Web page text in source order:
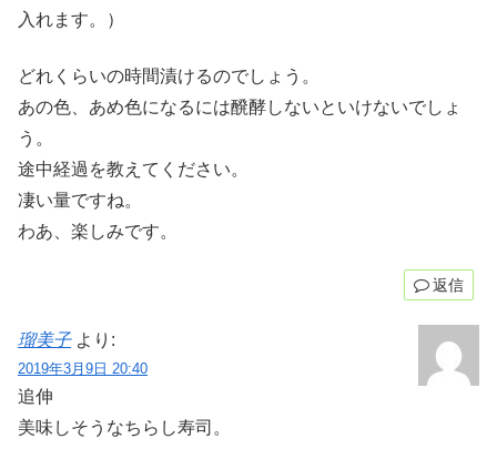
入れます。）
どれくらいの時間漬けるのでしょう。
あの色、あめ色になるには醗酵しないといけないでしょ
う。
途中経過を教えてください。
凄い量ですね。
わあ、楽しみです。
返信
瑠美子 より:
2019年3月9日 20:40
追伸
美味しそうなちらし寿司。